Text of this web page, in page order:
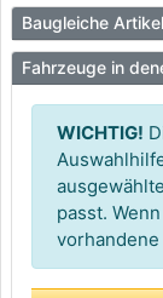
Baugleiche
Fahrzeuge in
WICHTIG!
passt.